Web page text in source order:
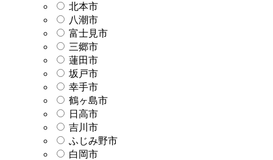
北本市
八潮市
富士見市
三郷市
蓮田市
坂戸市
幸手市
鶴ヶ島市
日高市
吉川市
ふじみ野市
白岡市